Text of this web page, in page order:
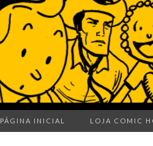
PÁGINA INICIAL LOJA COMIC